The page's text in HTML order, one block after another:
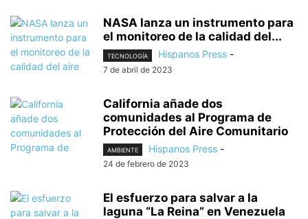
NASA lanza un instrumento para
el monitoreo de la calidad del...
TECNOLOGÍA Hispanos Press -
7 de abril de 2023
California añade dos
comunidades al Programa de
Protección del Aire Comunitario
AMBIENTE Hispanos Press -
24 de febrero de 2023
El esfuerzo para salvar a la
laguna “La Reina” en Venezuela